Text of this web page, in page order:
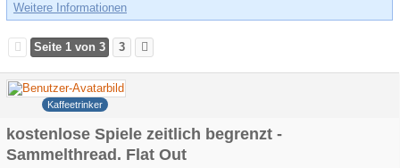
Weitere Informationen
Seite 1 von 3 3
Hank
Kaffeetrinker
kostenlose Spiele zeitlich begrenzt -
Sammelthread. Flat Out